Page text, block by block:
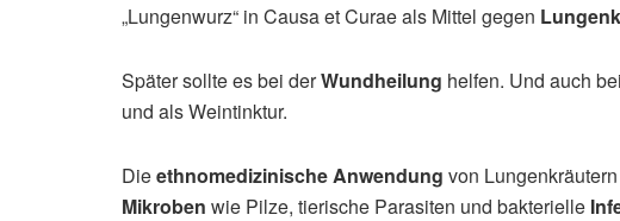
„Lungenwurz“ in Causa et Curae als Mittel gegen
Später sollte es bei derWundheilung helfen. Und auch bei
und als Weintinktur.
Dieethnomedizinische Anwendung von
Mikroben wie Pilze, tierische Parasiten und bakterielle